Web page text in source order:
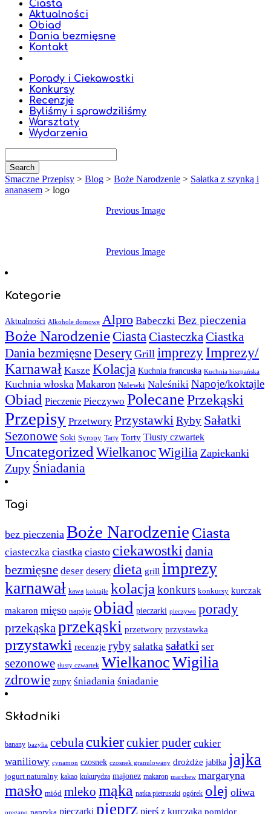
Ciasta
Aktualności
Obiad
Dania bezmięsne
Kontakt
Porady i Ciekawostki
Konkursy
Recenzje
Byliśmy i sprawdziliśmy
Warsztaty
Wydarzenia
Smaczne Przepisy > Blog > Boże Narodzenie > Sałatka z szynką i
ananasem > logo
Previous Image
Previous Image
Kategorie
Aktualności Alkohole domowe Alpro Babeczki Bez pieczenia
Boże NarodzenieCiastaCiasteczkaCiastka
Dania bezmięsneDesery Grill imprezy Imprezy/
Karnawał Kasze Kolacja Kuchnia francuska Kuchnia hiszpańska
Kuchnia włoska Makaron Nalewki Naleśniki Napoje/koktajle
Obiad Pieczenie Pieczywo PolecanePrzekąski
Przepisy Przetwory PrzystawkiRyby Sałatki
Sezonowe Soki Syropy Tarty Torty Tłusty czwartek
UncategorizedWielkanocWigilia Zapiekanki
Zupy Śniadania
Tagi
bez pieczenia Boże Narodzenie Ciasta
ciasteczka ciastka ciasto ciekawostki dania
bezmięsne deser desery dieta grill imprezy
karnawał kawa koktajle kolacja konkurs konkursy kurczak
makaron mięso napóje obiad pieczarki pieczywo porady
przekąskaprzekąski przetwory przystawka
przystawki recenzje ryby sałatka sałatki ser
sezonowe tłusty czwartek WielkanocWigilia
zdrowie zupy śniadania śniadanie
Składniki
banany bazylia cebula cukiercukier puder cukier
waniliowy cynamon czosnek czosnek granulowany drożdże jabłka jajka
jogurt naturalny kakao kukurydza majonez makaron marchew margaryna
masło miód mleko mąka natka pietruszki ogórek olej oliwa
oregano papryka pieczarki pieprz pierś z kurczaka pomidor